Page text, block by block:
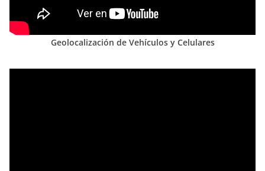
Geolocalización de Vehículos y Celulares